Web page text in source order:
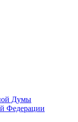
Думы
Федерации